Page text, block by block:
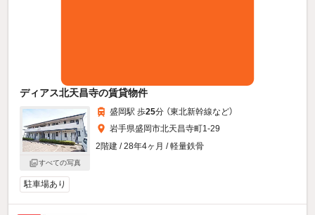
ディアス北天昌寺の賃貸物件
すべての写真
盛岡駅 歩25分 （東北新幹線など）
岩手県盛岡市北天昌寺町1-29
2階建 / 28年4ヶ月 / 軽量鉄骨
駐車場あり